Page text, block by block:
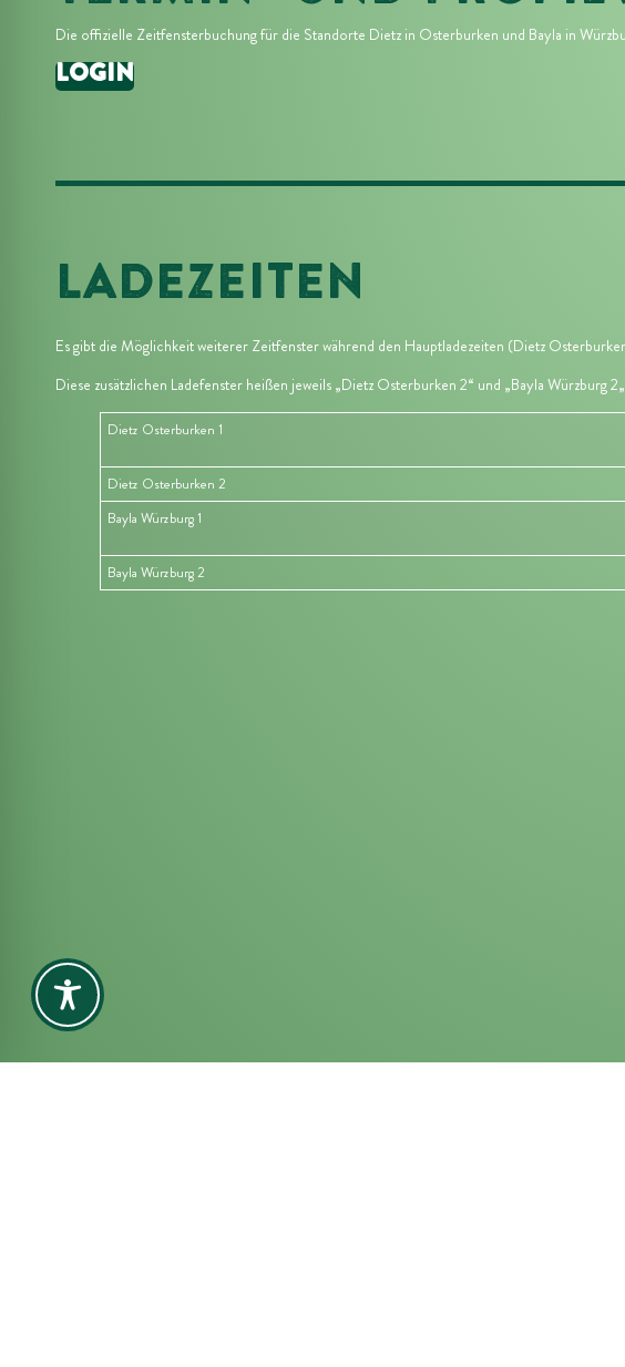
Die offizielle Zeitfensterbuchung für die Standorte Dietz in Osterburken und Bayla in
LOGIN
LADEZEITEN
Es gibt die Möglichkeit weiterer Zeitfenster während den Hauptladezeiten (Dietz
Diese zusätzlichen Ladefenster heißen jeweils „Dietz Osterburken 2“ und „Bayla Würzburg 2
Dietz Osterburken 1
Dietz Osterburken 2
Bayla Würzburg 1
Bayla Würzburg 2